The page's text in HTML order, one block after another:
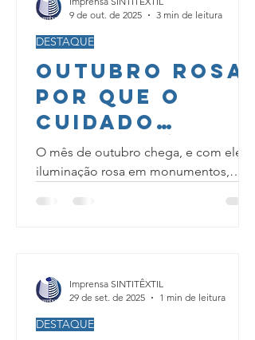
campanha Novembro Azul foi criada
para conscientizar sobre a prevenção
do câncer de próstata , o segundo
tipo mais comum entre os homens
brasileiros, mas o tema vai muito além
disso. Entre o ritmo intenso do
trabalho nas fábricas, as
responsabilidades com a família
Outubro Rosa:
Por que o
Cuidado
Pessoal é
Inegociável
para a
O mês de outubro chega, e com ele, a
iluminação rosa em monumentos,
sinalizando a campanha de
DESTAQUE
9 de out. de 2025
3 min de leitura
DESTAQUE
Imprensa SINTITÊXTIL
29 de set. de 2025
1 min de leitura